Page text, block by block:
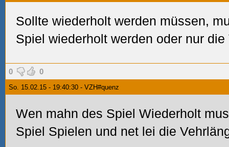
Sollte wiederholt werden müssen,
Spiel wiederholt werden oder nur
0 0
So. 15.02.15 - 19:40:30 - VZH#quenz
Wen mahn des Spiel Wiederholt
Spiel Spielen und net lei die